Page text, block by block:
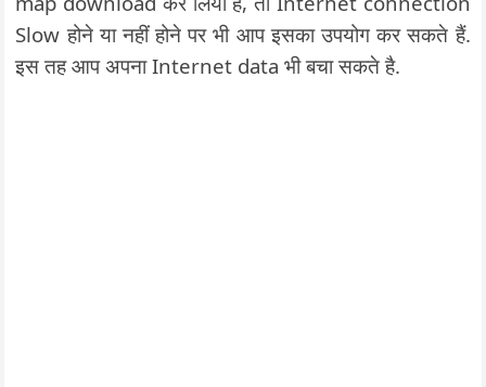
Slow होने या नहीं होने पर भी आप इसका उपयोग कर सकते हैं.
इस तह आप अपना Internet data भी बचा सकते है.